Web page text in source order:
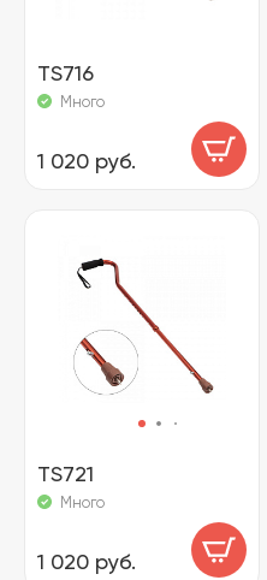
TS716
Много
1 020 руб.
TS721
Много
1 020 руб.